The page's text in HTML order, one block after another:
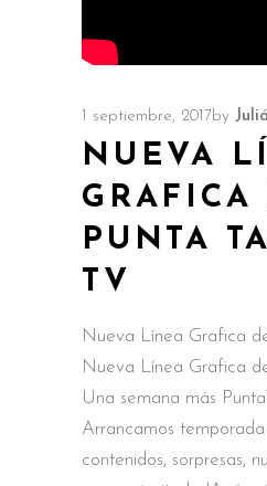
1 septiembre, 2017by
NUEVA
GRAFICA
PUNTA
TV
Nueva Línea Grafica
Nueva Línea Grafica
Una semana más
Arrancamos
contenidos, sorpresas,